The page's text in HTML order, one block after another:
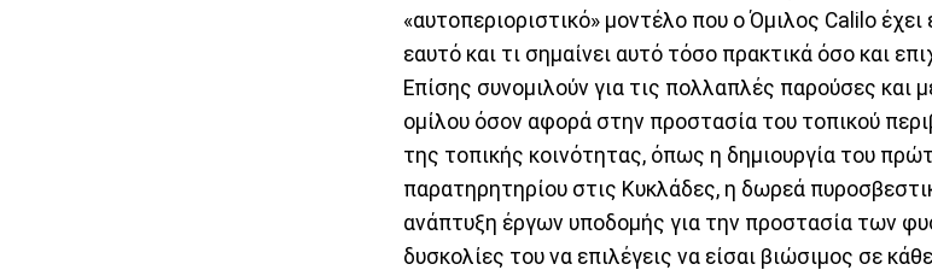
«αυτοπεριοριστικό» μοντέλο που ο Όμιλος Calilo
εαυτό και τι σημαίνει αυτό τόσο πρακτικά όσο και
Επίσης συνομιλούν για τις πολλαπλές παρούσες και
ομίλου όσον αφορά στην προστασία του τοπικού
της τοπικής κοινότητας, όπως η δημιουργία του
παρατηρητηρίου στις Κυκλάδες, η δωρεά
ανάπτυξη έργων υποδομής για την προστασία των
δυσκολίες του να επιλέγεις να είσαι βιώσιμος σε